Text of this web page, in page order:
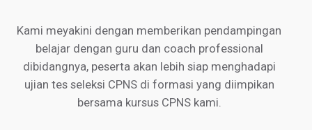
Kami meyakini dengan memberikan pendampingan
belajar dengan guru dan coach professional
dibidangnya, peserta akan lebih siap menghadapi
ujian tes seleksi CPNS di formasi yang diimpikan
bersama kursus CPNS kami.